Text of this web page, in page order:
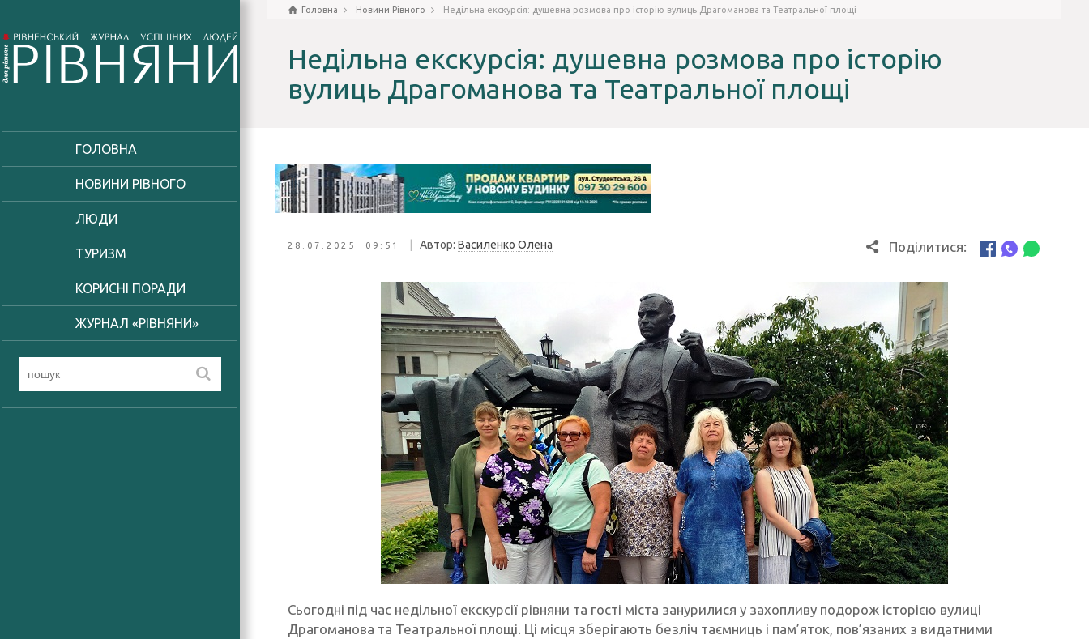
ГОЛОВНА
НОВИНИ РІВНОГО
ЛЮДИ
ТУРИЗМ
КОРИСНІ ПОРАДИ
ЖУРНАЛ «РІВНЯНИ»
Головна Новини Рівного Недільна екскурсія: душевна розмова про історію вулиць Драгоманова та Театральної площі
Недільна екскурсія: душевна розмова про історію
вулиць Драгоманова та Театральної площі
28.07.2025 09:51 Автор: Василенко Олена Поділитися:
Сьогодні під час недільної екскурсії рівняни та гості міста занурилися у захопливу подорож історією вулиці
Драгоманова та Театральної площі. Ці місця зберігають безліч таємниць і пам’яток, пов’язаних з видатними